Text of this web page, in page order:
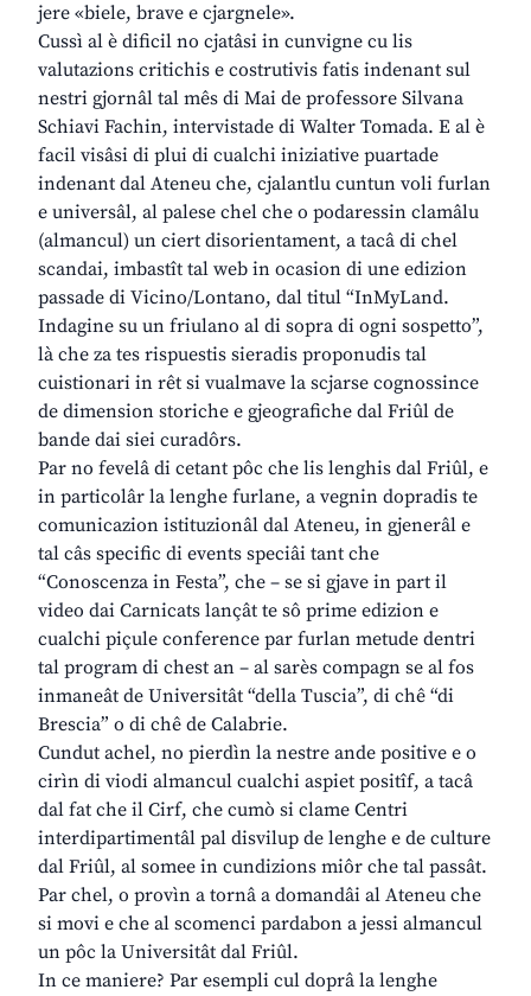
jere «biele, brave e cjargnele».
Cussì al è dificil no cjatâsi in cunvigne cu lis
valutazions critichis e costrutivis fatis indenant sul
nestri gjornâl tal mês di Mai de professore Silvana
Schiavi Fachin, intervistade di Walter Tomada. E al è
facil visâsi di plui di cualchi iniziative puartade
indenant dal Ateneu che, cjalantlu cuntun voli furlan
e universâl, al palese chel che o podaressin clamâlu
(almancul) un ciert disorientament, a tacâ di chel
scandai, imbastît tal web in ocasion di une edizion
passade di Vicino/Lontano, dal titul “InMyLand.
Indagine su un friulano al di sopra di ogni sospetto”,
là che za tes rispuestis sieradis proponudis tal
cuistionari in rêt si vualmave la scjarse cognossince
de dimension storiche e gjeografiche dal Friûl de
bande dai siei curadôrs.
Par no fevelâ di cetant pôc che lis lenghis dal Friûl, e
in particolâr la lenghe furlane, a vegnin dopradis te
comunicazion istituzionâl dal Ateneu, in gjenerâl e
tal câs specific di events speciâi tant che
“Conoscenza in Festa”, che – se si gjave in part il
video dai Carnicats lançât te sô prime edizion e
cualchi piçule conference par furlan metude dentri
tal program di chest an – al sarès compagn se al fos
inmaneât de Universitât “della Tuscia”, di chê “di
Brescia” o di chê de Calabrie.
Cundut achel, no pierdìn la nestre ande positive e o
cirìn di viodi almancul cualchi aspiet positîf, a tacâ
dal fat che il Cirf, che cumò si clame Centri
interdipartimentâl pal disvilup de lenghe e de culture
dal Friûl, al somee in cundizions miôr che tal passât.
Par chel, o provìn a tornâ a domandâi al Ateneu che
si movi e che al scomenci pardabon a jessi almancul
un pôc la Universitât dal Friûl.
In ce maniere? Par esempli cul doprâ la lenghe